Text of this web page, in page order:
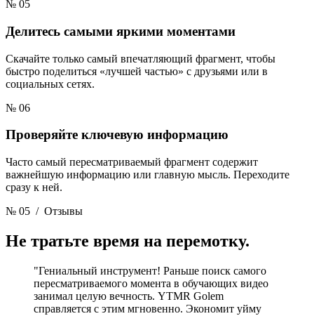
№ 05
Делитесь самыми яркими моментами
Скачайте только самый впечатляющий фрагмент, чтобы
быстро поделиться «лучшей частью» с друзьями или в
социальных сетях.
№ 06
Проверяйте ключевую информацию
Часто самый пересматриваемый фрагмент содержит
важнейшую информацию или главную мысль. Переходите
сразу к ней.
№ 05 / Отзывы
Не тратьте время на перемотку.
"Гениальный инструмент! Раньше поиск самого
пересматриваемого момента в обучающих видео
занимал целую вечность. YTMR Golem
справляется с этим мгновенно. Экономит уйму